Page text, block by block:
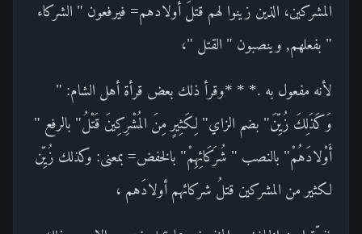
المشركين، الذين زينوا لهم قتلَ أولادهم= فيرفعون " الشركاء
" بفعلهم, وينصبون " القتل "،
لأنه مفعول به .* * *وقرأ ذلك بعض قرأة أهل الشام: "
وَكَذَلِكَ زُيِّنَ" بضم الزاي" لِكَثِيرٍ مِنَ المُشْرِكِينَ قَتْلُ" بالرفع "
أَوْلادَهُمْ" بالنصب " شُرَكَائِهِمْ" بالخفض= بمعنى: وكذلك زُيِّن
لكثير من المشركين قتلُ شركائهم أولادَهم ،